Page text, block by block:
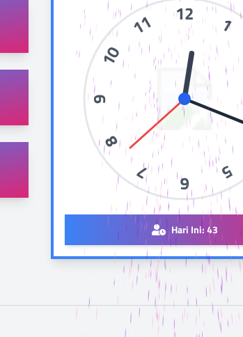
1
5
6
7
8
9
10
11 12
Hari Ini:43